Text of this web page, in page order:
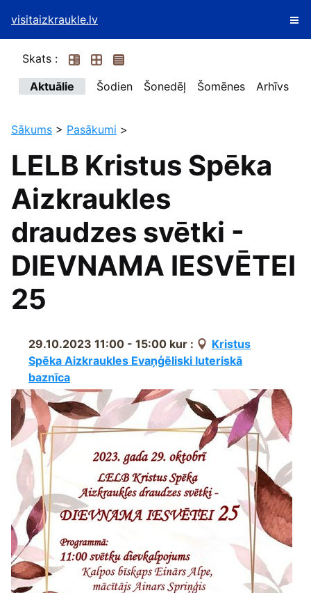
visitaizkraukle.lv
Skats :
Aktuālie
Šodien Šonedēļ Šomēnes Arhīvs
Sākums > Pasākumi >
LELB Kristus Spēka
Aizkraukles
draudzes svētki -
DIEVNAMA IESVĒTEI
25
29.10.2023 11:00 - 15:00 kur :
Kristus
Spēka Aizkraukles Evaņģēliski luteriskā
baznīca